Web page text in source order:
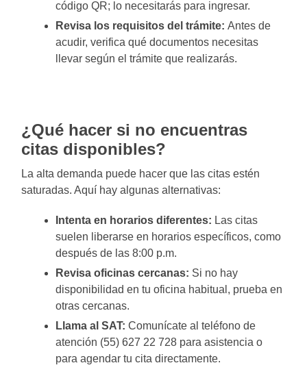
código QR; lo necesitarás para ingresar.
Revisa los requisitos del trámite: Antes de
acudir, verifica qué documentos necesitas
llevar según el trámite que realizarás.
¿Qué hacer si no encuentras
citas disponibles?
La alta demanda puede hacer que las citas estén
saturadas. Aquí hay algunas alternativas:
Intenta en horarios diferentes: Las citas
suelen liberarse en horarios específicos, como
después de las 8:00 p.m.
Revisa oficinas cercanas: Si no hay
disponibilidad en tu oficina habitual, prueba en
otras cercanas.
Llama al SAT: Comunícate al teléfono de
atención (55) 627 22 728 para asistencia o
para agendar tu cita directamente.